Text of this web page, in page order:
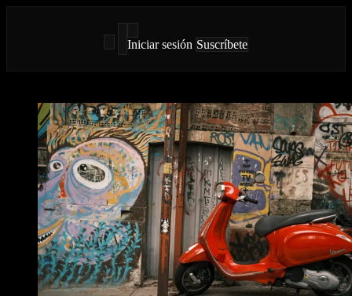
Iniciar sesión Suscríbete